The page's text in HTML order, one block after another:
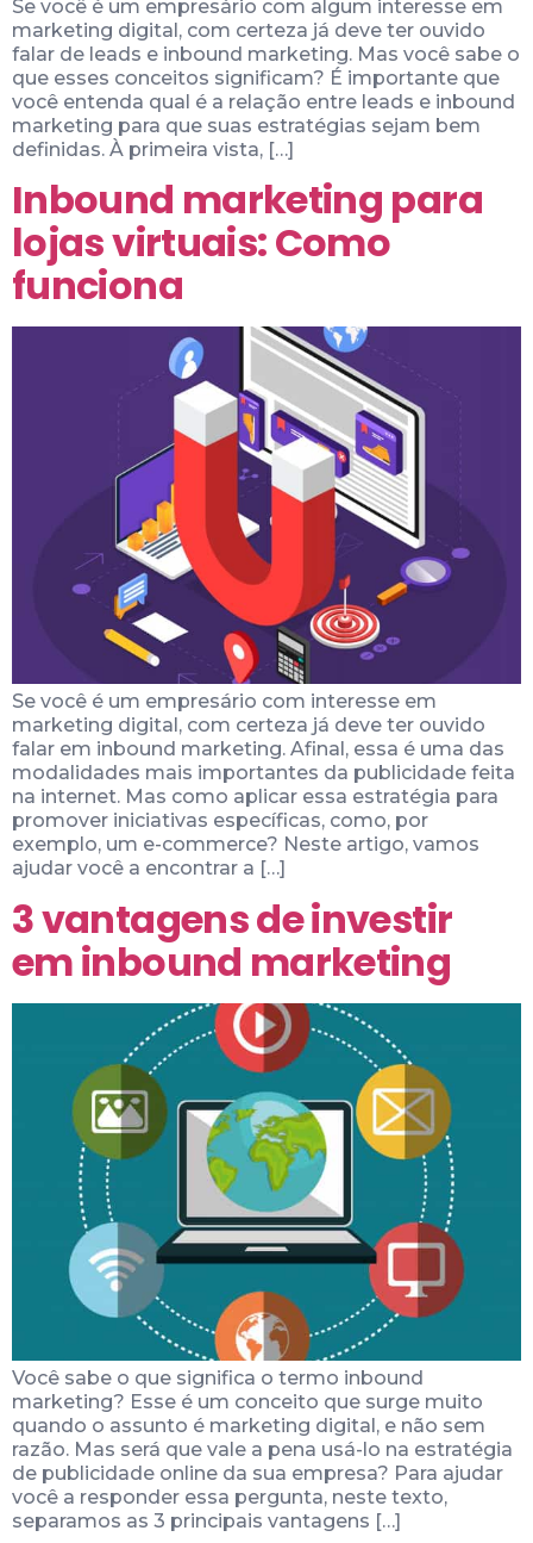
Se você é um empresário com algum interesse em
marketing digital, com certeza já deve ter ouvido
falar de leads e inbound marketing. Mas você sabe o
que esses conceitos significam? É importante que
você entenda qual é a relação entre leads e inbound
marketing para que suas estratégias sejam bem
definidas. À primeira vista, […]
Inbound marketing para
lojas virtuais: Como
funciona
Se você é um empresário com interesse em
marketing digital, com certeza já deve ter ouvido
falar em inbound marketing. Afinal, essa é uma das
modalidades mais importantes da publicidade feita
na internet. Mas como aplicar essa estratégia para
promover iniciativas específicas, como, por
exemplo, um e-commerce? Neste artigo, vamos
ajudar você a encontrar a […]
3 vantagens de investir
em inbound marketing
Você sabe o que significa o termo inbound
marketing? Esse é um conceito que surge muito
quando o assunto é marketing digital, e não sem
razão. Mas será que vale a pena usá-lo na estratégia
de publicidade online da sua empresa? Para ajudar
você a responder essa pergunta, neste texto,
separamos as 3 principais vantagens […]